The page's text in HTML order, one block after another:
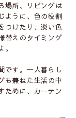
場所、リビングは
ように、色の役割
つけたり、淡い色
替えのタイミング
です。一人暮らし
も兼ねた生活の中
ために、カーテン